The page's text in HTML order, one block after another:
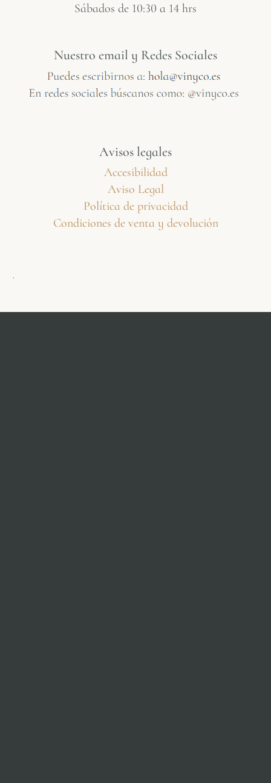
Sábados de 10:30 a 14 hrs
Nuestro email y Redes Sociales
Avisos legales
Accesibilidad
Aviso Legal
Política de privacidad
Condiciones de venta y devolución